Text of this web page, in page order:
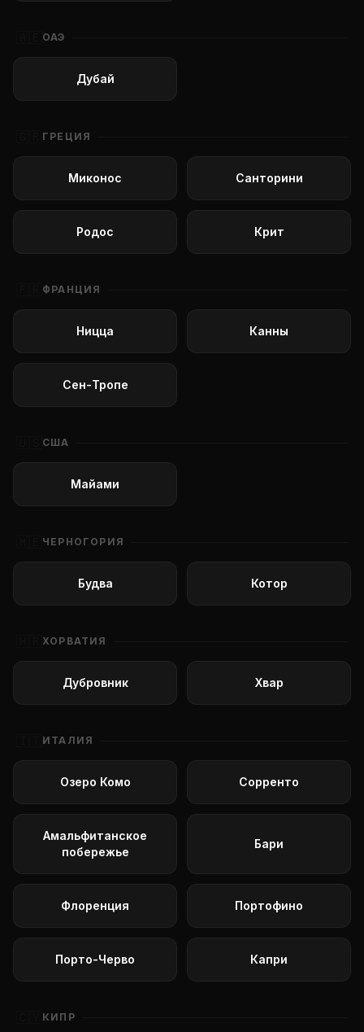
ОАЭ
Дубай
ГРЕЦИЯ
Миконос Санторини
Родос Крит
ФРАНЦИЯ
Ницца Канны
Сен-Тропе
США
Майами
ЧЕРНОГОРИЯ
Будва Котор
ХОРВАТИЯ
Дубровник Хвар
ИТАЛИЯ
Озеро Комо Сорренто
Амальфитанское
побережье
Бари
Флоренция Портофино
Порто-Черво Капри
КИПР